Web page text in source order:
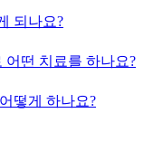
되나요?
어떤 치료를 하나요?
떻게 하나요?